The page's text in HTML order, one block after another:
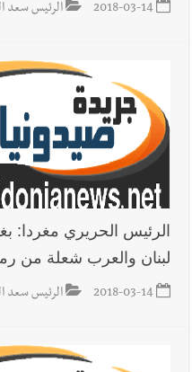
2018-03-14 الرئيس سعد
الرئيس الحريري مغردا:
لبنان والعرب شعلة من
2018-03-14 الرئيس سعد